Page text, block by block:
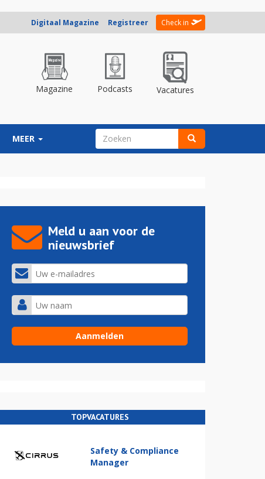
Digitaal Magazine Registreer Check in
Magazine Podcasts Vacatures
MEER ZOEKVELD
Meld u aan voor de
nieuwsbrief
TOPVACATURES
Safety & Compliance
Manager